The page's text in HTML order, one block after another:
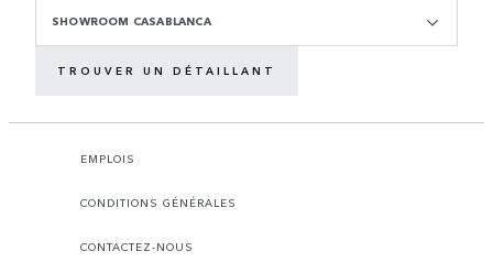
SHOWROOM CASABLANCA
TROUVER UN DÉTAILLANT
EMPLOIS
CONDITIONS GÉNÉRALES
CONTACTEZ-NOUS